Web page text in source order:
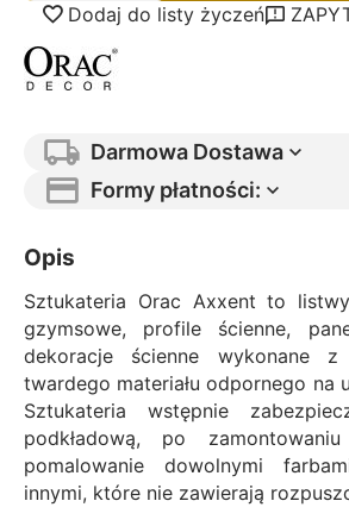
Dodaj do listy życzeń
Darmowa Dostawa
Formy płatności:
Opis
Sztukateria Orac Axxent to
gzymsowe, profile ścienne,
dekoracje ścienne wykonane z
twardego materiału odpornego na
Sztukateria wstępnie
podkładową, po
pomalowanie dowolnymi
innymi, które nie zawierają